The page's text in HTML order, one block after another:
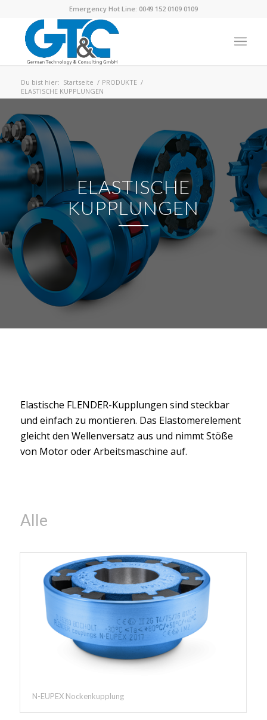
Emergency Hot Line: 0049 152 0109 0109
Du bist hier: Startseite / PRODUKTE /
ELASTISCHE KUPPLUNGEN
ELASTISCHE
KUPPLUNGEN
Elastische FLENDER-Kupplungen sind steckbar
und einfach zu montieren. Das Elastomerelement
gleicht den Wellenversatz aus und nimmt Stöße
von Motor oder Arbeitsmaschine auf.
Alle
N-EUPEX Nockenkupplung